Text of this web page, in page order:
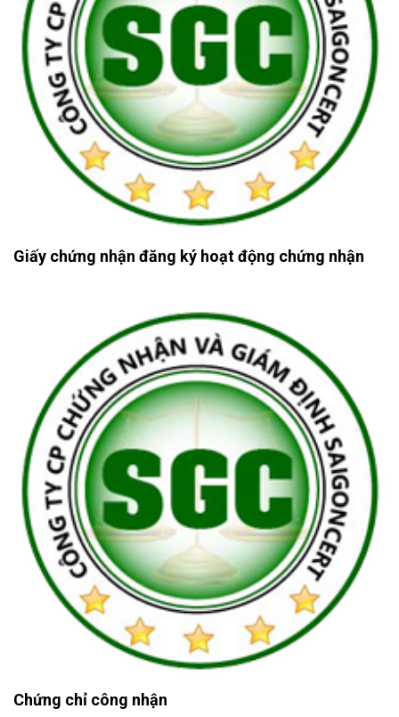
Giấy chứng nhận đăng ký hoạt động chứng nhận
Chứng chỉ công nhận